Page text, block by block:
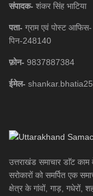
संपादक- शंकर सिंह भाटिया
पता- ग्राम एवं पोस्ट आफिस-
पिन-248140
फ़ोन- 9837887384
ईमेल-
उत्तराखंड समाचार डाॅट
सरोकारों को समर्पित एक
क्षेत्र के गांवों, गाड़, गधेरों,